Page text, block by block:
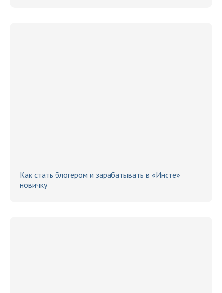
Как стать блогером и зарабатывать в «Инсте»
новичку